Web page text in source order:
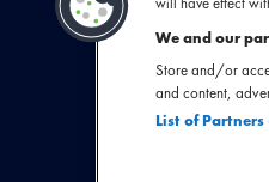
We and our
Store and/or
and content,
List of